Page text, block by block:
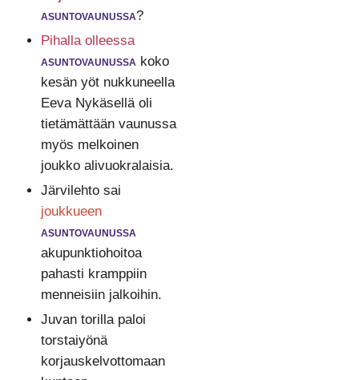
asuntovaunussa?
Pihalla olleessa
asuntovaunussakoko
kesän yöt nukkuneella
Eeva Nykäsellä oli
tietämättään vaunussa
myös melkoinen
joukko alivuokralaisia.
Järvilehto sai
joukkueen
asuntovaunussa
akupunktiohoitoa
pahasti kramppiin
menneisiin jalkoihin.
Juvan torilla paloi
torstaiyönä
korjauskelvottomaan